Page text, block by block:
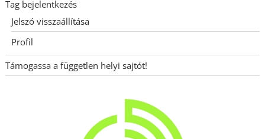
Tag bejelentkezés
Jelszó visszaállítása
Profil
Támogassa a független helyi sajtót!